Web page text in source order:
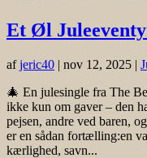
Et Øl
afjeric40 | nov 12, 2025 |
🎄 En julesingle fra The
ikke kun om gaver – den
pejsen, andre ved baren,
er en sådan fortælling:en
kærlighed, savn...